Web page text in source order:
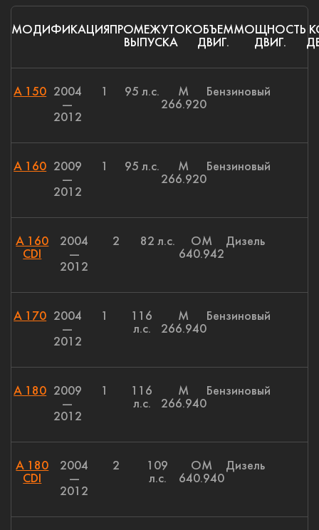
МОДИФИКАЦИЯ ПРОМЕЖУТОК
ВЫПУСКА
ОБЪЕМ
ДВИГ.
МОЩНОСТЬ
ДВИГ.
A 150
2004
—
2012
1 95 л.с.
M
266.920
Бензиновый
A 160
2009
—
2012
1 95 л.с.
M
266.920
Бензиновый
A 160
CDI
2004
—
2012
2 82 л.с.
OM
640.942
Дизель
A 170
2004
—
2012
1
116
л.с.
M
266.940
Бензиновый
A 180
2009
—
2012
1
116
л.с.
M
266.940
Бензиновый
A 180
CDI
2004
—
2012
2
109
л.с.
OM
640.940
Дизель